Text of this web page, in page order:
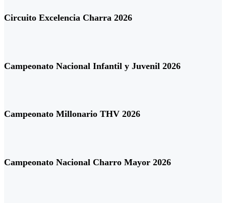
Circuito Excelencia Charra 2026
Campeonato Nacional Infantil y Juvenil 2026
Campeonato Millonario THV 2026
Campeonato Nacional Charro Mayor 2026